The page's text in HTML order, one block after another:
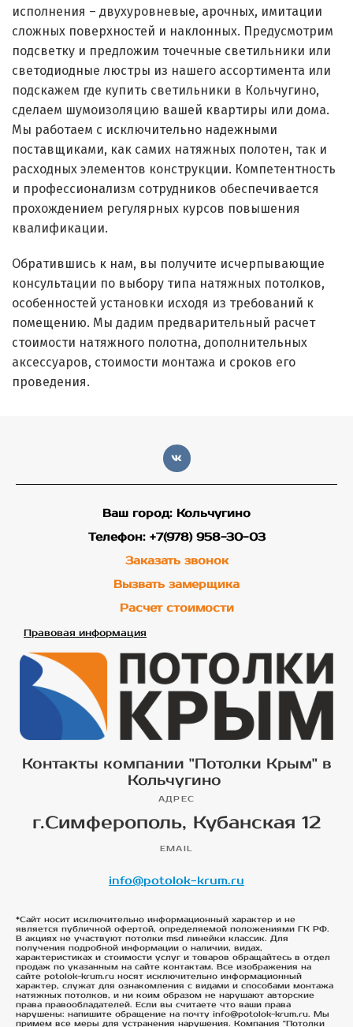
исполнения – двухуровневые, арочных, имитации
сложных поверхностей и наклонных. Предусмотрим
подсветку и предложим точечные светильники или
светодиодные люстры из нашего ассортимента или
подскажем где купить светильники в Кольчугино,
сделаем шумоизоляцию вашей квартиры или дома.
Мы работаем с исключительно надежными
поставщиками, как самих натяжных полотен, так и
расходных элементов конструкции. Компетентность
и профессионализм сотрудников обеспечивается
прохождением регулярных курсов повышения
квалификации.
Обратившись к нам, вы получите исчерпывающие
консультации по выбору типа натяжных потолков,
особенностей установки исходя из требований к
помещению. Мы дадим предварительный расчет
стоимости натяжного полотна, дополнительных
аксессуаров, стоимости монтажа и сроков его
проведения.
Ваш город: Кольчугино
Телефон: +7(978) 958-30-03
Заказать звонок
Вызвать замерщика
Расчет стоимости
Правовая информация
Контакты компании "Потолки Крым" в
Кольчугино
АДРЕС
г.Симферополь, Кубанская 12
EMAIL
info@potolok-krum.ru
*Сайт носит исключительно информационный характер и не
является публичной офертой, определяемой положениями ГК РФ.
В акциях не участвуют потолки msd линейки классик. Для
получения подробной информации о наличии, видах,
характеристиках и стоимости услуг и товаров обращайтесь в отдел
продаж по указанным на сайте контактам. Все изображения на
сайте potolok-krum.ru носят исключительно информационный
характер, служат для ознакомления с видами и способами монтажа
натяжных потолков, и ни коим образом не нарушают авторские
права правообладателей. Если вы считаете что ваши права
нарушены: напишите обращение на почту info@potolok-krum.ru. Мы
примем все меры для устранения нарушения. Компания "Потолки